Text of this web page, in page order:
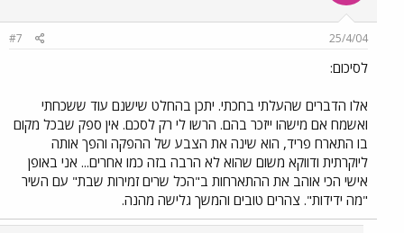
25/4/04
#7
לסיכום:
אלו הדברים שהעלתי בחכתי. יתכן בהחלט שישנם עוד ששכחתי
ואשמח אם מישהו ייזכר בהם. הרשו לי רק לסכם. אין ספק שבכל מקום
בו התארח פריד, הוא שינה את הצבע של ההפקה והפך אותה
ליוקרתית ודווקא משום שהוא לא הרבה בזה כמו אחרים... אני באופן
אישי הכי אוהב את ההתארחות ב"הכל שרים זמירות שבת" עם השיר
"מה ידידות". צהרים טובים והמשך גלישה מהנה.